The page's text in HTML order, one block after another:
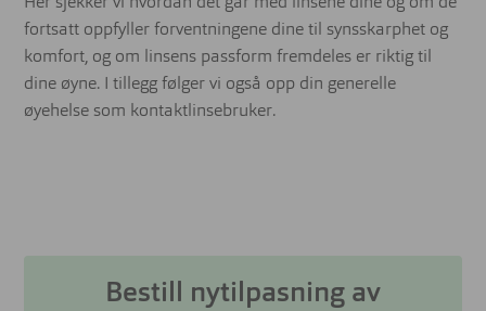
fortsatt oppfyller forventningene dine til synsskarphet og
komfort, og om linsens passform fremdeles er riktig til
dine øyne. I tillegg følger vi også opp din generelle
øyehelse som kontaktlinsebruker.
Bestill nytilpasning av